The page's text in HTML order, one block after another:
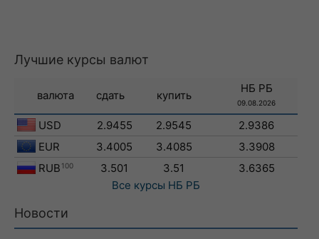
Лучшие курсы валют
валюта сдать купить
НБ РБ
09.08.2026
USD 2.9455 2.9545
2.9386
EUR
3.4005 3.4085
3.3908
RUB 100 3.501 3.51
3.6365
Все курсы НБ РБ
Новости